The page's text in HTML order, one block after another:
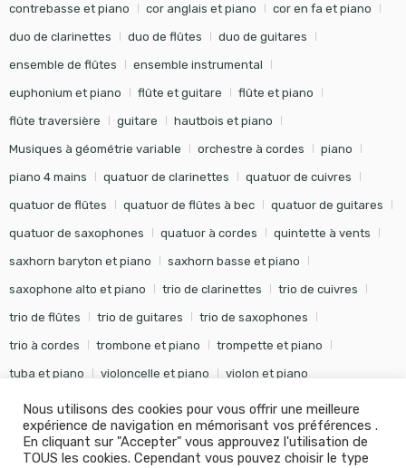
contrebasse et piano cor anglais et piano cor en fa et piano
duo de clarinettes duo de flûtes duo de guitares
ensemble de flûtes ensemble instrumental
euphonium et piano flûte et guitare flûte et piano
flûte traversière guitare hautbois et piano
Musiques à géométrie variable orchestre à cordes piano
piano 4 mains quatuor de clarinettes quatuor de cuivres
quatuor de flûtes quatuor de flûtes à bec quatuor de guitares
quatuor de saxophones quatuor à cordes quintette à vents
saxhorn baryton et piano saxhorn basse et piano
saxophone alto et piano trio de clarinettes trio de cuivres
trio de flûtes trio de guitares trio de saxophones
trio à cordes trombone et piano trompette et piano
tuba et piano violoncelle et piano violon et piano
Nous utilisons des cookies pour vous offrir une meilleure
expérience de navigation en mémorisant vos préférences .
En cliquant sur "Accepter" vous approuvez l'utilisation de
TOUS les cookies. Cependant vous pouvez choisir le type